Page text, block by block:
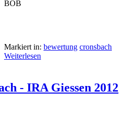
BOB
Markiert in: bewertung cronsbach
Weiterlesen
- IRA Giessen 2012